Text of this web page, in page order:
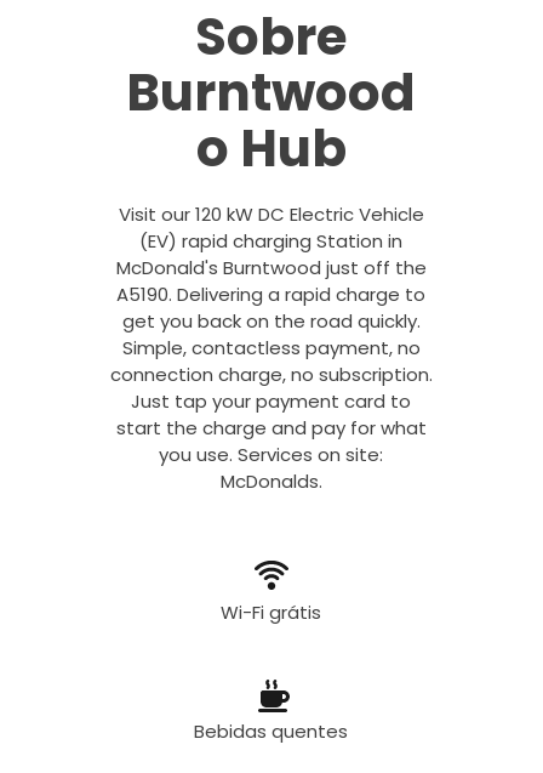
Sobre
Burntwood
o Hub
Visit our 120 kW DC Electric Vehicle
(EV) rapid charging Station in
McDonald's Burntwood just off the
A5190. Delivering a rapid charge to
get you back on the road quickly.
Simple, contactless payment, no
connection charge, no subscription.
Just tap your payment card to
start the charge and pay for what
you use. Services on site:
McDonalds.
Wi-Fi grátis
Bebidas quentes